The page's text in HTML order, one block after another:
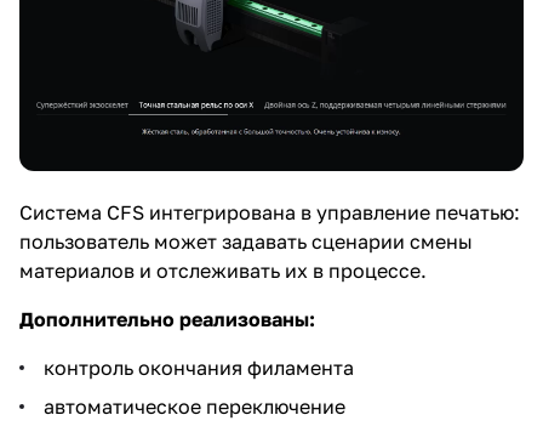
Система CFS интегрирована в управление печатью:
пользователь может задавать сценарии смены
материалов и отслеживать их в процессе.
Дополнительно реализованы:
контроль окончания филамента
автоматическое переключение